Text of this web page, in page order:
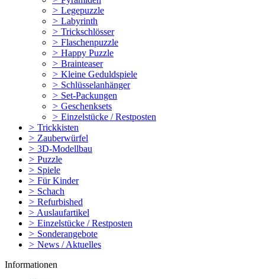
> Legepuzzle
> Labyrinth
> Trickschlösser
> Flaschenpuzzle
> Happy Puzzle
> Brainteaser
> Kleine Geduldspiele
> Schlüsselanhänger
> Set-Packungen
> Geschenksets
> Einzelstücke / Restposten
> Trickkisten
> Zauberwürfel
> 3D-Modellbau
> Puzzle
> Spiele
> Für Kinder
> Schach
> Refurbished
> Auslaufartikel
> Einzelstücke / Restposten
> Sonderangebote
> News / Aktuelles
Informationen